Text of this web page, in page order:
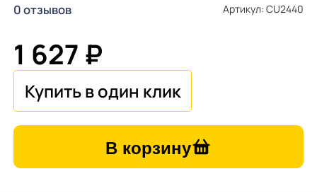
0 отзывов Артикул: CU2440
1 627 ₽
В корзину